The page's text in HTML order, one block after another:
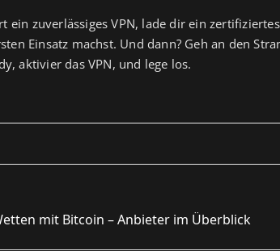
ein zuverlässiges VPN, lade dir ein
Einsatz machst. Und dann? Geh an den
aktivier das VPN, und lege los.
mit Bitcoin – Anbieter im Überblick